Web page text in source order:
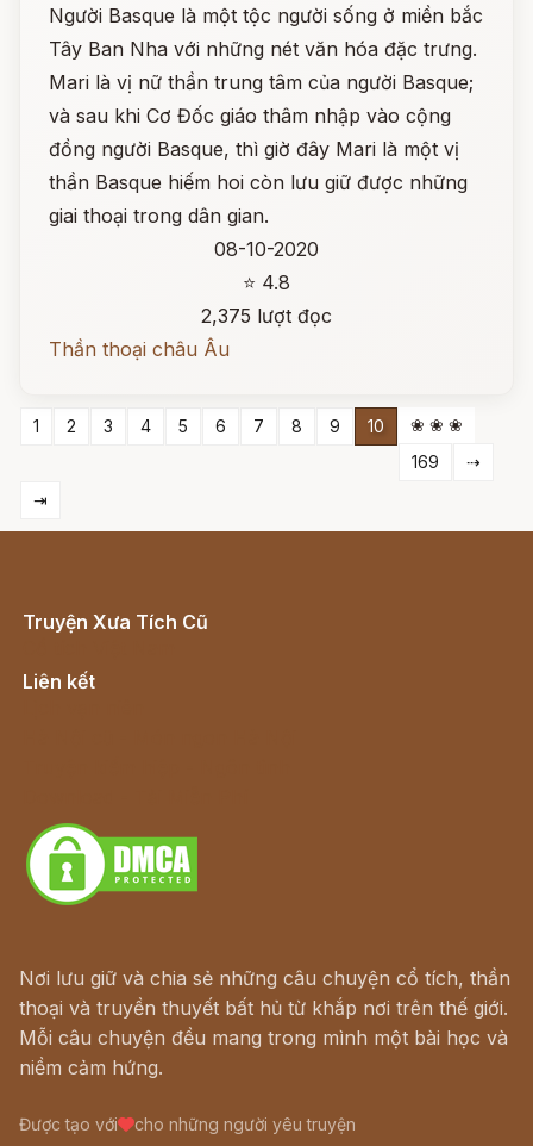
Người Basque là một tộc người sống ở miền bắc
Tây Ban Nha với những nét văn hóa đặc trưng.
Mari là vị nữ thần trung tâm của người Basque;
và sau khi Cơ Đốc giáo thâm nhập vào cộng
đồng người Basque, thì giờ đây Mari là một vị
thần Basque hiếm hoi còn lưu giữ được những
giai thoại trong dân gian.
08-10-2020
⭐ 4.8
2,375 lượt đọc
Thần thoại châu Âu
1 2 3 4 5 6 7 8 9 10
❀ ❀ ❀
169
⇢
⇥
Truyện Xưa Tích Cũ
Liên kết
Nơi lưu giữ và chia sẻ những câu chuyện cổ tích, thần
thoại và truyền thuyết bất hủ từ khắp nơi trên thế giới.
Mỗi câu chuyện đều mang trong mình một bài học và
niềm cảm hứng.
Được tạo với cho những người yêu truyện